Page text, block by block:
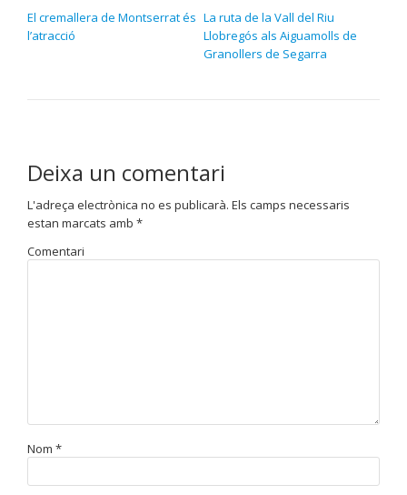
El cremallera de Montserrat és
l’atracció
La ruta de la Vall del Riu
Llobregós als Aiguamolls de
Granollers de Segarra
Deixa un comentari
L'adreça electrònica no es publicarà. Els camps necessaris
estan marcats amb *
Comentari
Nom *